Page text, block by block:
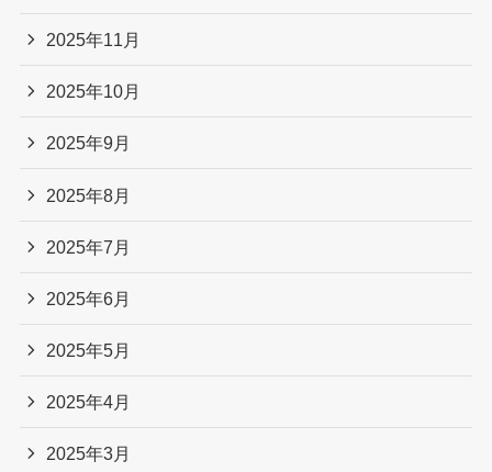
2025年11月
2025年10月
2025年9月
2025年8月
2025年7月
2025年6月
2025年5月
2025年4月
2025年3月